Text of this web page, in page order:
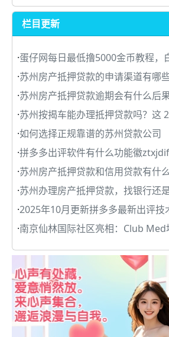
栏目更新
·蛋仔网每日最低撸5000金币教程，
·苏州房产抵押贷款的申请渠道有哪
·苏州房产抵押贷款逾期会有什么后
·苏州按揭车能办理抵押贷款吗？这
·如何选择正规靠谱的苏州贷款公司
·拼多多出评软件有什么功能徽
·苏州房产抵押贷款和信用贷款有什
·苏州办理房产抵押贷款，找银行还
·2025年10月更新拼多多最新出评技术，
·南京仙林国际社区亮相：Club Med地